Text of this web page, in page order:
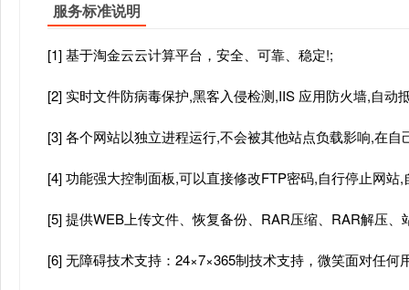
服务标准说明
[1] 基于淘金云云计算平台，安全、可靠、稳定!;
[2] 实时文件防病毒保护,黑客入侵检测,IIS 应用防火墙,自动
[3] 各个网站以独立进程运行,不会被其他站点负载影响,在
[4] 功能强大控制面板,可以直接修改FTP密码,自行停止网站
[5] 提供WEB上传文件、恢复备份、RAR压缩、RAR解压
[6] 无障碍技术支持：24×7×365制技术支持，微笑面对任何